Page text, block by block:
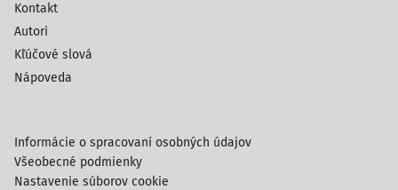
Kontakt
Autori
Kľúčové slová
Nápoveda
Informácie o spracovaní osobných údajov
Všeobecné podmienky
Nastavenie súborov cookie